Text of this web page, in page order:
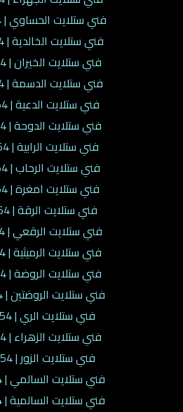
فني ستلايت الحساوي | 66596454 |
فني ستلايت الخالدية | 66596454 |
فني ستلايت الخيران | 66596454 |
فني ستلايت الدسمة | 66596454 |
فني ستلايت الدعية | 66596454 |
فني ستلايت الدوحة | 66596454 |
فني ستلايت الرابية | 66596454 |
فني ستلايت الرحاب | 66596454 |
فني ستلايت امغرة | 66596454 |
فني ستلايت الرقة | 66596454 |
فني ستلايت الرقعي | 66596454 |
فني ستلايت الرميثية | 66596454 |
فني ستلايت الروضة | 66596454 |
فني ستلايت الروضتين | 66596454 |
فني ستلايت الري | 66596454 |
فني ستلايت الزهراء | 66596454 |
فني ستلايت الزور | 66596454 |
فني ستلايت السالمي | 66596454 |
فني ستلايت السالمية | 66596454 |